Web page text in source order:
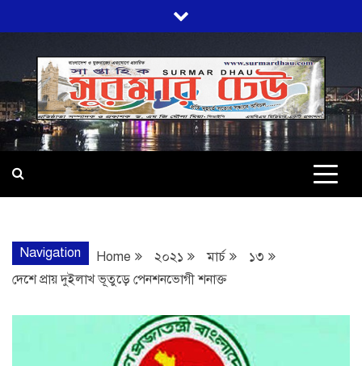
to
content
প্রতি মূহুর্তে সত্যের সন্ধানে অবিচল…
Navigation Home ২০২১ মার্চ
১৩
দেশে প্রায় দুইলাখ ভূতুড়ে পেনশনভোগী শনাক্ত